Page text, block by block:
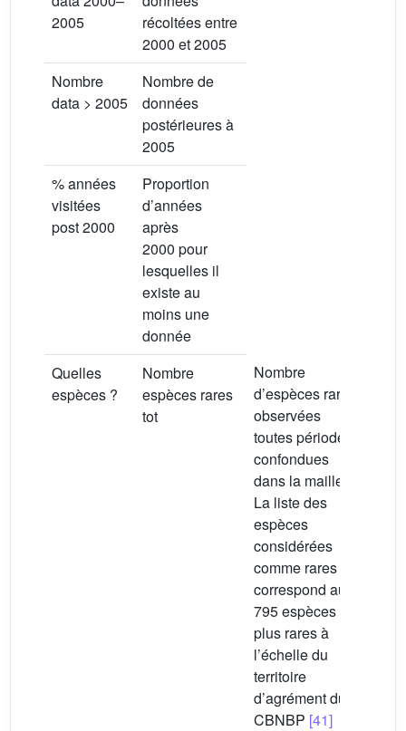
2005
récoltées entre
2000 et 2005
Nombre
data > 2005
Nombre de
données
postérieures à
2005
% années
visitées
post 2000
Proportion
d’années
après
2000 pour
lesquelles il
existe au
moins une
donnée
Quelles
espèces ?
Nombre
espèces rares
tot
Nombre
d’espèces rares
observées
toutes périodes
confondues
dans la maille.
La liste des
espèces
considérées
comme rares
correspond aux
795 espèces les
plus rares à
l’échelle du
territoire
d’agrément du
CBNBP [41]